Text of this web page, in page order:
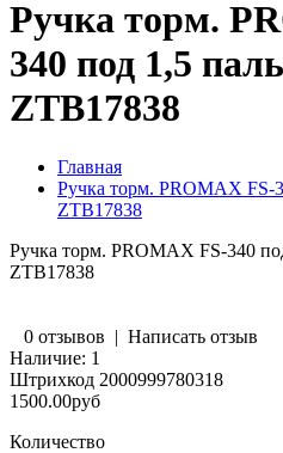
Ручка торм.
340 под 1,5
ZTB17838
Главная
Ручка торм. PROMAX FS-
ZTB17838
Ручка торм. PROMAX FS-340
ZTB17838
0 отзывов | Написать отзыв
Наличие: 1
Штрихкод 2000999780318
1500.00руб
Количество